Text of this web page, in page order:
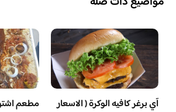
آي برغر كافيه الوكرة ( الاسعار
مطعم